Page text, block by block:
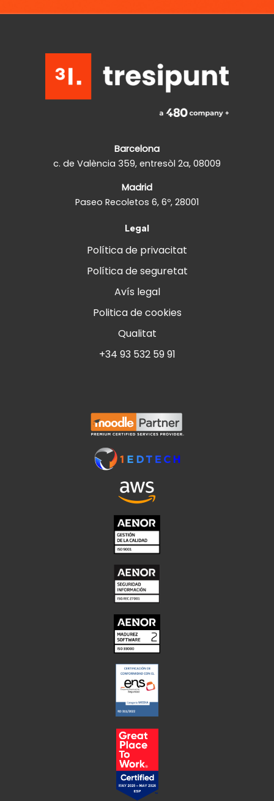
Barcelona
c. de València 359, entresòl 2a, 08009
Madrid
Paseo Recoletos 6, 6º, 28001
Legal
Política de privacitat
Política de seguretat
Avís legal
Politica de cookies
Qualitat
+34 93 532 59 91